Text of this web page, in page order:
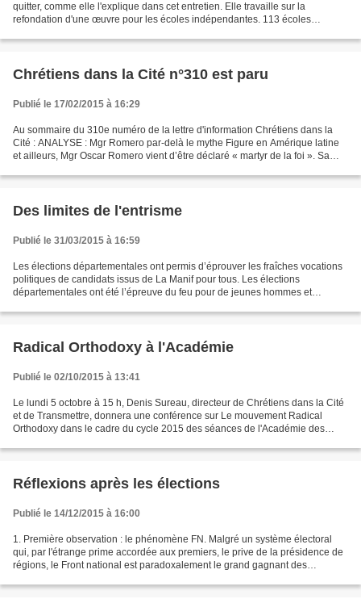
quitter, comme elle l'explique dans cet entretien. Elle travaille sur la
refondation d'une œuvre pour les écoles indépendantes. 113 écoles
Chrétiens dans la Cité n°310 est paru
Publié le 17/02/2015 à 16:29
Au sommaire du 310e numéro de la lettre d'information Chrétiens dans la
Cité : ANALYSE : Mgr Romero par-delà le mythe Figure en Amérique latine
et ailleurs, Mgr Oscar Romero vient d’être déclaré « martyr de la foi ». Sa
Des limites de l'entrisme
Publié le 31/03/2015 à 16:59
Les élections départementales ont permis d’éprouver les fraîches vocations
politiques de candidats issus de La Manif pour tous. Les élections
départementales ont été l’épreuve du feu pour de jeunes hommes et
Radical Orthodoxy à l'Académie
Publié le 02/10/2015 à 13:41
Le lundi 5 octobre à 15 h, Denis Sureau, directeur de Chrétiens dans la Cité
et de Transmettre, donnera une conférence sur Le mouvement Radical
Orthodoxy dans le cadre du cycle 2015 des séances de l'Académie des
Réflexions après les élections
Publié le 14/12/2015 à 16:00
1. Première observation : le phénomène FN. Malgré un système électoral
qui, par l'étrange prime accordée aux premiers, le prive de la présidence de
régions, le Front national est paradoxalement le grand gagnant des